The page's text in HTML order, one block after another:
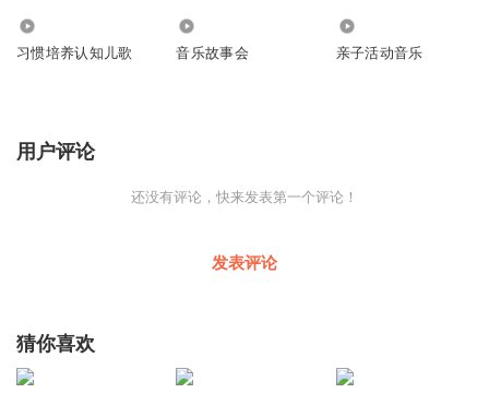
习惯培养认知儿歌 音乐故事会 亲子活动音乐
用户评论
还没有评论，快来发表第一个评论！
发表评论
猜你喜欢